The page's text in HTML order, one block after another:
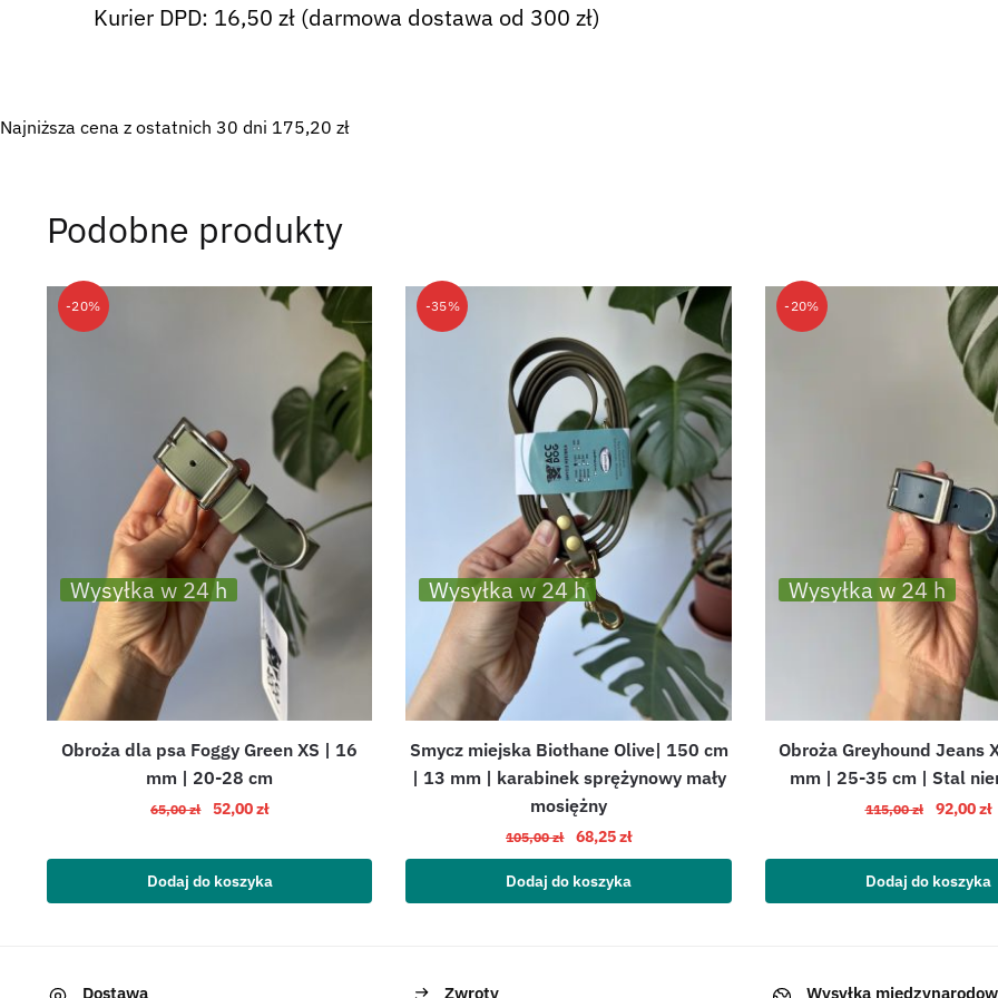
Kurier DPD: 16,50 zł (darmowa dostawa od 300 zł)
Najniższa cena z ostatnich 30 dni 175,20 zł
Podobne produkty
-20%
Wysyłka w 24 h
Obroża dla psa Foggy Green XS | 16
mm | 20-28 cm
65,00zł 52,00zł
Dodaj do koszyka
-35%
Wysyłka w 24 h
Smycz miejska Biothane Olive| 150 cm
| 13 mm | karabinek sprężynowy mały
mosiężny
105,00zł 68,25zł
Dodaj do koszyka
-20%
Wysyłka w 24 h
Obroża Greyhound Jeans
mm | 25-35 cm | Stal
115,00zł 92,00zł
Dodaj do koszyka
Dostawa Zwroty Wysyłka